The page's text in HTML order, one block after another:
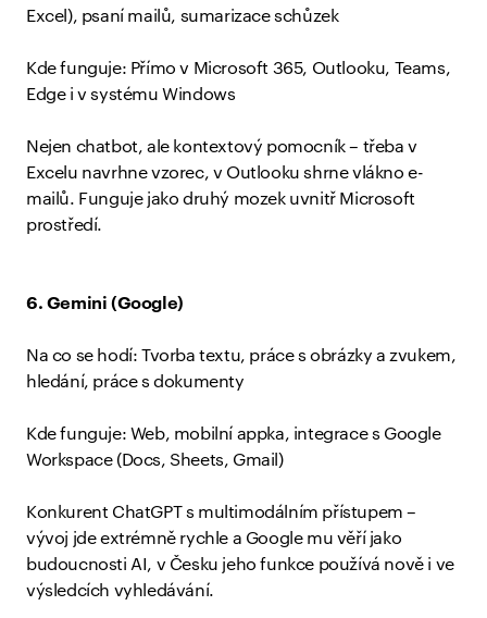
Excel), psaní mailů, sumarizace schůzek
Kde funguje: Přímo v Microsoft 365, Outlooku, Teams,
Edge i v systému Windows
Nejen chatbot, ale kontextový pomocník – třeba v
Excelu navrhne vzorec, v Outlooku shrne vlákno e-
mailů. Funguje jako druhý mozek uvnitř Microsoft
prostředí.
6. Gemini (Google)
Na co se hodí: Tvorba textu, práce s obrázky a zvukem,
hledání, práce s dokumenty
Kde funguje: Web, mobilní appka, integrace s Google
Workspace (Docs, Sheets, Gmail)
Konkurent ChatGPT s multimodálním přístupem –
vývoj jde extrémně rychle a Google mu věří jako
budoucnosti AI, v Česku jeho funkce používá nově i ve
výsledcích vyhledávání.